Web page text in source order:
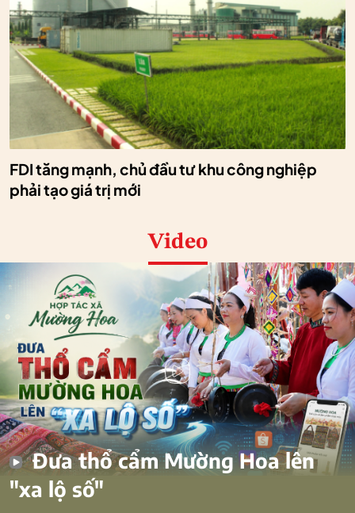
FDI tăng mạnh, chủ đầu tư khu công nghiệp
phải tạo giá trị mới
Video
Đưa thổ cẩm Mường Hoa lên
"xa lộ số"